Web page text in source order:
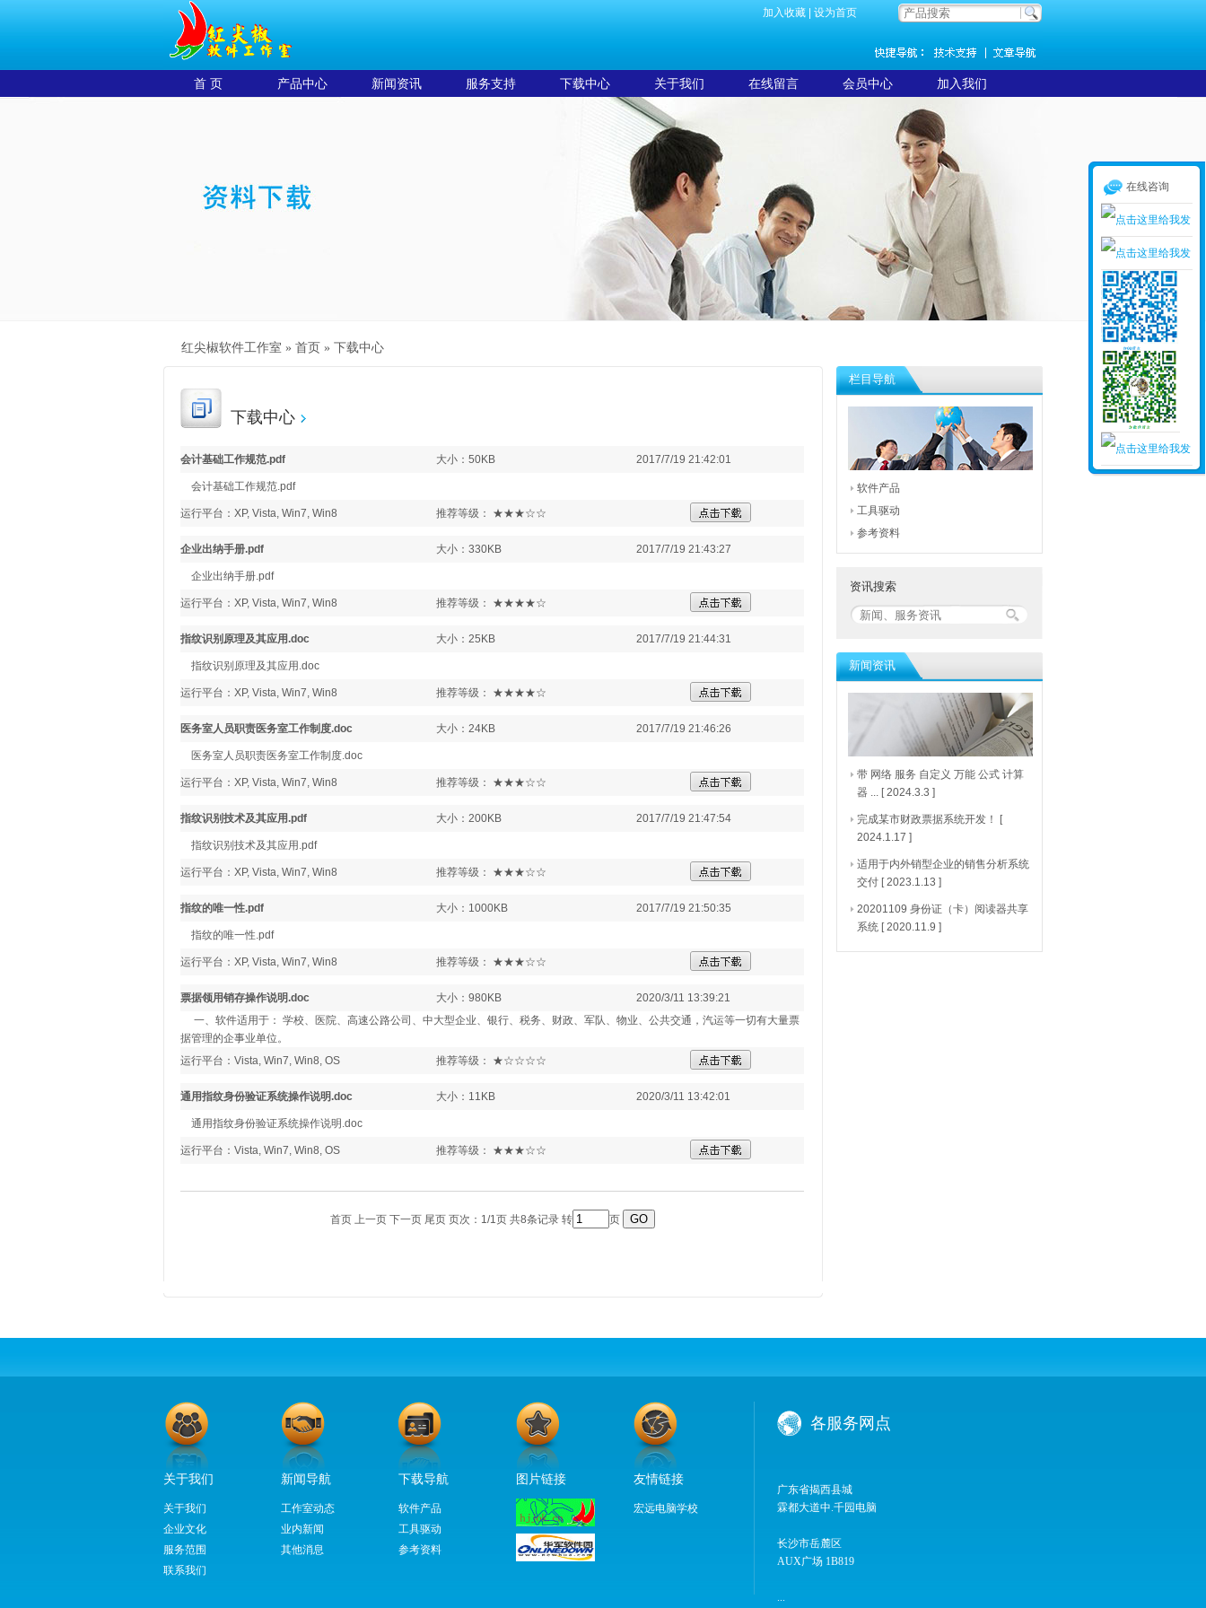
加入收藏 设为首页
首 页 产品中心 新闻资讯 服务支持 下载中心 关于我们 在线留言 会员中心 加入我们
红尖椒软件工作室 » 首页 » 下载中心
下载中心
会计基础工作规范.pdf 大小：50KB 2017/7/19 21:42:01
会计基础工作规范.pdf
运行平台：XP, Vista, Win7, Win8 推荐等级： ★★★☆☆
企业出纳手册.pdf 大小：330KB 2017/7/19 21:43:27
企业出纳手册.pdf
运行平台：XP, Vista, Win7, Win8 推荐等级： ★★★★☆
指纹识别原理及其应用.doc 大小：25KB 2017/7/19 21:44:31
指纹识别原理及其应用.doc
运行平台：XP, Vista, Win7, Win8 推荐等级： ★★★★☆
医务室人员职责医务室工作制度.doc 大小：24KB 2017/7/19 21:46:26
医务室人员职责医务室工作制度.doc
运行平台：XP, Vista, Win7, Win8 推荐等级： ★★★☆☆
指纹识别技术及其应用.pdf 大小：200KB 2017/7/19 21:47:54
指纹识别技术及其应用.pdf
运行平台：XP, Vista, Win7, Win8 推荐等级： ★★★☆☆
指纹的唯一性.pdf 大小：1000KB 2017/7/19 21:50:35
指纹的唯一性.pdf
运行平台：XP, Vista, Win7, Win8 推荐等级： ★★★☆☆
票据领用销存操作说明.doc 大小：980KB
2020/3/11 13:39:21
一、软件适用于： 学校、医院、高速公路公司、中大型企业、银行、税务、财政、军队、物业、公共交通，汽运等一切有大量票
据管理的企事业单位。
运行平台：Vista, Win7, Win8, OS
推荐等级： ★☆☆☆☆
通用指纹身份验证系统操作说明.doc 大小：11KB 2020/3/11 13:42:01
通用指纹身份验证系统操作说明.doc
运行平台：Vista, Win7, Win8, OS 推荐等级： ★★★☆☆
首页 上一页 下一页 尾页 页次：1/1页 共8条记录 转 页
栏目导航
软件产品
工具驱动
参考资料
资讯搜索
新闻资讯
带 网络 服务 自定义 万能 公式 计算
器 ... [ 2024.3.3 ]
完成某市财政票据系统开发！
[
2024.1.17 ]
适用于内外销型企业的销售分析系统
交付 [ 2023.1.13 ]
20201109 身份证（卡）阅读器共享
系统 [ 2020.11.9 ]
关于我们
关于我们
企业文化
服务范围
联系我们
新闻导航
工作室动态
业内新闻
其他消息
下载导航
软件产品
工具驱动
参考资料
图片链接 友情链接
宏远电脑学校
各服务网点
广东省揭西县城
霖都大道中.千园电脑
长沙市岳麓区
AUX广场 1B819
...
在线咨询